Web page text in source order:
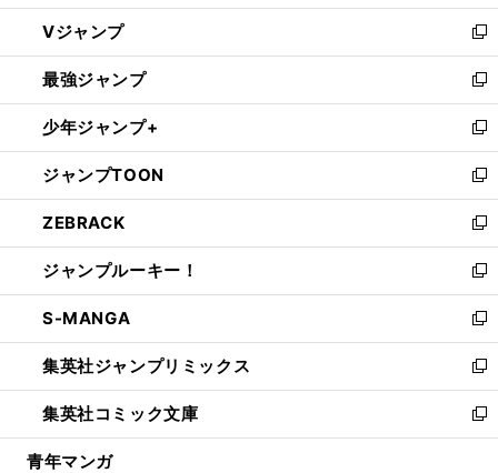
ウ
ィ
ン
ド
ウ
で
開
く
し
い
ウ
ィ
ン
ド
ウ
で
開
く
Vジャンプ
新
し
い
ウ
ィ
ン
ド
ウ
で
開
く
最強ジャンプ
新
し
い
ウ
ィ
ン
ド
ウ
で
開
く
少年ジャンプ+
新
し
い
ウ
ィ
ン
ド
ウ
で
開
く
ジャンプTOON
新
し
い
ウ
ィ
ン
ド
ウ
で
開
く
ZEBRACK
新
し
い
ウ
ィ
ン
ド
ウ
で
開
ジャンプルーキー！
新
し
い
ウ
ィ
ン
ド
ウ
S-MANGA
新
し
い
ウ
ィ
ン
集英社ジャンプリミックス
新
し
い
ウ
集英社コミック文庫
新
し
青年マンガ